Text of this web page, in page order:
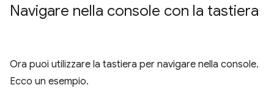
Navigare nella console con la tastiera
Ora puoi utilizzare la tastiera per navigare nella console.
Ecco un esempio.